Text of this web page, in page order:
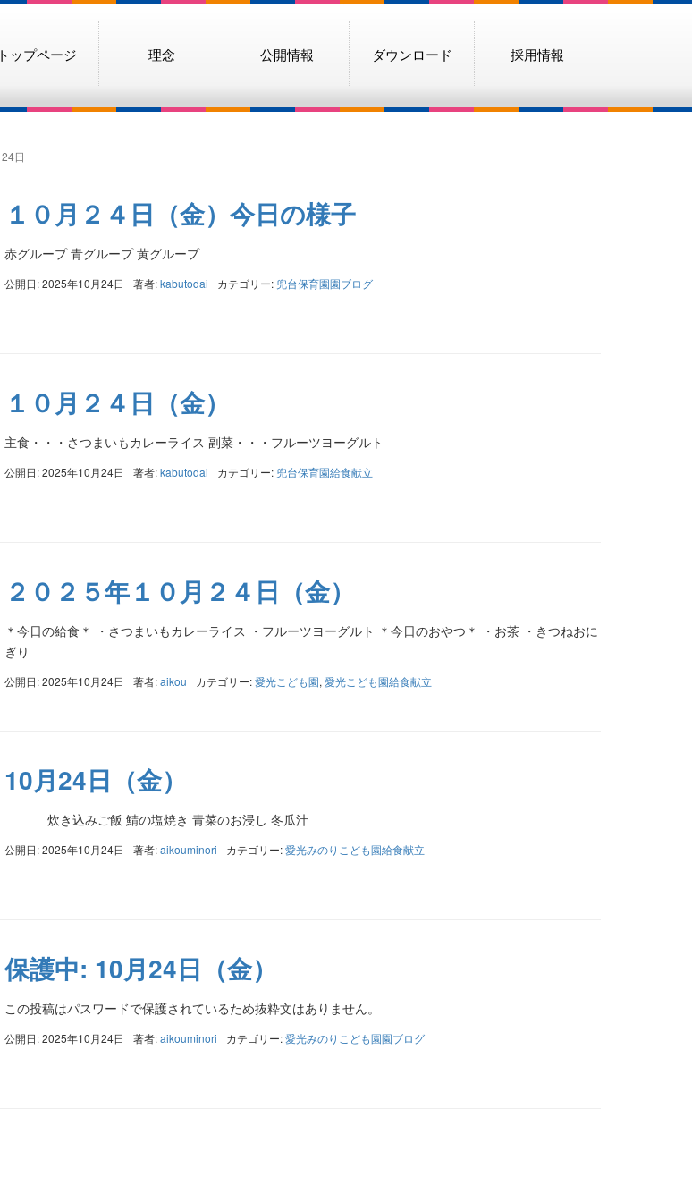
トップページ 理念 公開情報 ダウンロード 採用情報
24日
１０月２４日（金）今日の様子
赤グループ 青グループ 黄グループ
公開日: 2025年10月24日 著者:kabutodai カテゴリー: 兜台保育園園ブログ
１０月２４日（金）
主食・・・さつまいもカレーライス 副菜・・・フルーツヨーグルト
公開日: 2025年10月24日 著者:kabutodai カテゴリー: 兜台保育園給食献立
２０２５年１０月２４日（金）
＊今日の給食＊ ・さつまいもカレーライス ・フルーツヨーグルト ＊今日のおやつ＊ ・お茶 ・きつねおに
ぎり
公開日: 2025年10月24日 著者:aikou カテゴリー:愛光こども園, 愛光こども園給食献立
10月24日（金）
炊き込みご飯 鯖の塩焼き 青菜のお浸し 冬瓜汁
公開日: 2025年10月24日 著者:aikouminori カテゴリー:愛光みのりこども園給食献立
保護中: 10月24日（金）
この投稿はパスワードで保護されているため抜粋文はありません。
公開日: 2025年10月24日 著者:aikouminori カテゴリー:愛光みのりこども園園ブログ